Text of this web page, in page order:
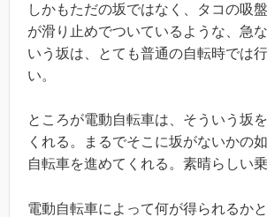
しかもただの坂ではなく、タコの吸
が滑り止めでついているような、急
いう坂は、とても普通の自転時では
い。
ところが電動自転車は、そういう坂
くれる。まるでそこに坂がないかの
自転車を進めてくれる。素晴らしい乗
電動自転車によって何が得られるか